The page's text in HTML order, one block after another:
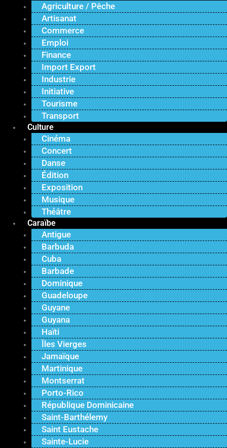
Agriculture / Pêche
Artisanat
Commerce
Emploi
Finance
Import Export
Industrie
Initiative
Tourisme
Transport
Culture
Cinéma
Concert
Danse
Édition
Exposition
Musique
Théâtre
Caraïbe
Antigue
Barbuda
Cuba
Barbade
Dominique
Guadeloupe
Guyane
Guyana
Haïti
Îles Vierges
Jamaïque
Martinique
Montserrat
Porto-Rico
République Dominicaine
Saint-Barthélemy
Saint Eustache
Sainte-Lucie